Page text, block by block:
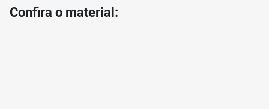
Confira o material: